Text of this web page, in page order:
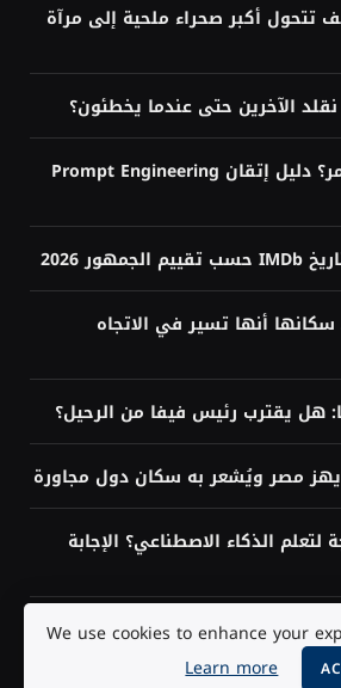
تتحول أكبر صحراء ملحية إلى مرآة
الآخرين حتى عندما يخطئون؟
ما هي هندسة الأوامر؟ دليل إتقان Prompt Engineering
أنها تسير في الاتجاه
هل يقترب رئيس فيفا من الرحيل؟
مصر ويُشعر به سكان دول مجاورة
الذكاء الاصطناعي؟ الإجابة
من الصفر؟ خريطة طريق
We use cookies to enhance your
Learn more